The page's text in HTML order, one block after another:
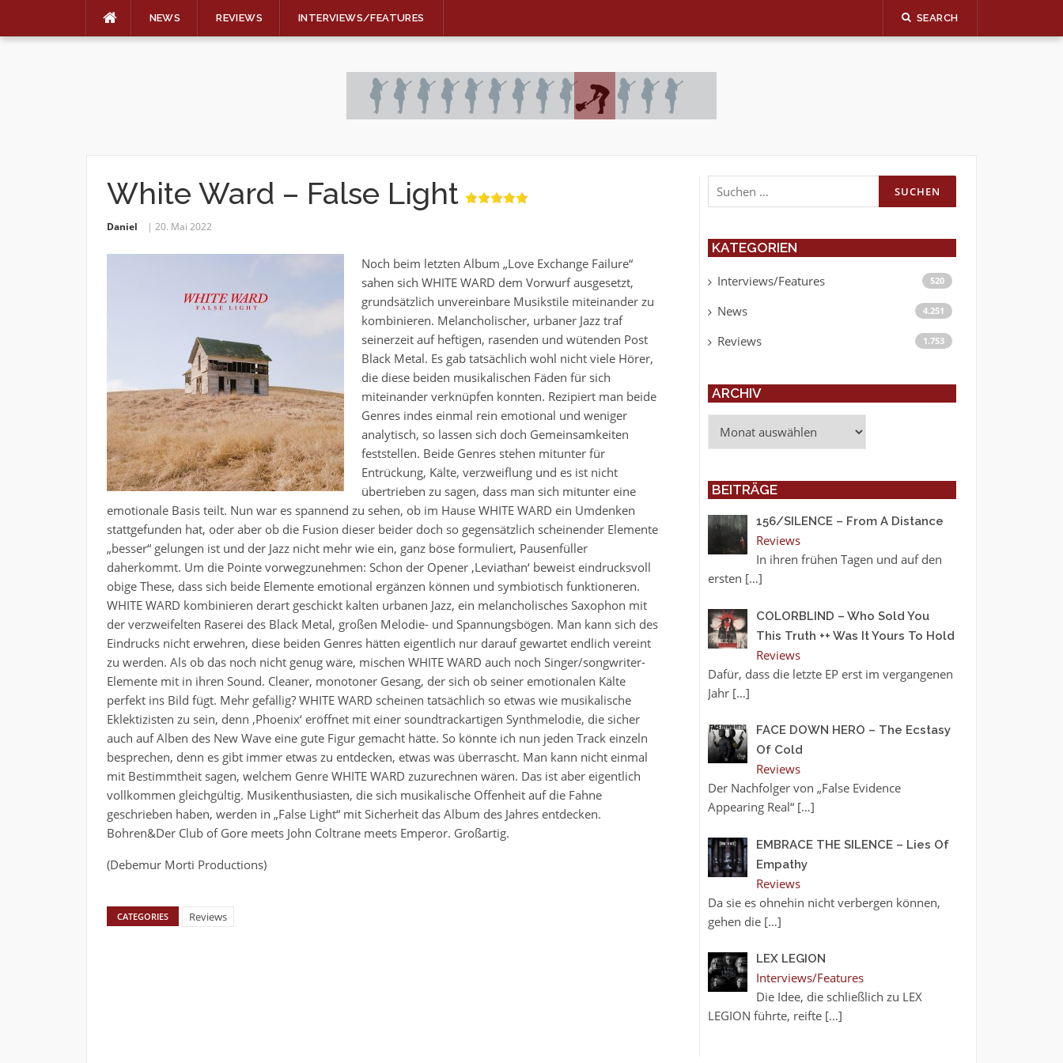
NEWS REVIEWS INTERVIEWS/FEATURES SEARCH
White Ward – False Light
Daniel 20. Mai 2022
Noch beim letzten Album „Love Exchange Failure“
sahen sich WHITE WARD dem Vorwurf ausgesetzt,
grundsätzlich unvereinbare Musikstile miteinander zu
kombinieren. Melancholischer, urbaner Jazz traf
seinerzeit auf heftigen, rasenden und wütenden Post
Black Metal. Es gab tatsächlich wohl nicht viele Hörer,
die diese beiden musikalischen Fäden für sich
miteinander verknüpfen konnten. Rezipiert man beide
Genres indes einmal rein emotional und weniger
analytisch, so lassen sich doch Gemeinsamkeiten
feststellen. Beide Genres stehen mitunter für
Entrückung, Kälte, verzweiflung und es ist nicht
übertrieben zu sagen, dass man sich mitunter eine
emotionale Basis teilt. Nun war es spannend zu sehen, ob im Hause WHITE WARD ein Umdenken
stattgefunden hat, oder aber ob die Fusion dieser beider doch so gegensätzlich scheinender Elemente
„besser“ gelungen ist und der Jazz nicht mehr wie ein, ganz böse formuliert, Pausenfüller
daherkommt. Um die Pointe vorwegzunehmen: Schon der Opener ‚Leviathan‘ beweist eindrucksvoll
obige These, dass sich beide Elemente emotional ergänzen können und symbiotisch funktioneren.
WHITE WARD kombinieren derart geschickt kalten urbanen Jazz, ein melancholisches Saxophon mit
der verzweifelten Raserei des Black Metal, großen Melodie- und Spannungsbögen. Man kann sich des
Eindrucks nicht erwehren, diese beiden Genres hätten eigentlich nur darauf gewartet endlich vereint
zu werden. Als ob das noch nicht genug wäre, mischen WHITE WARD auch noch Singer/songwriter-
Elemente mit in ihren Sound. Cleaner, monotoner Gesang, der sich ob seiner emotionalen Kälte
perfekt ins Bild fügt. Mehr gefällig? WHITE WARD scheinen tatsächlich so etwas wie musikalische
Eklektizisten zu sein, denn ‚Phoenix‘ eröffnet mit einer soundtrackartigen Synthmelodie, die sicher
auch auf Alben des New Wave eine gute Figur gemacht hätte. So könnte ich nun jeden Track einzeln
besprechen, denn es gibt immer etwas zu entdecken, etwas was überrascht. Man kann nicht einmal
mit Bestimmtheit sagen, welchem Genre WHITE WARD zuzurechnen wären. Das ist aber eigentlich
vollkommen gleichgültig. Musikenthusiasten, die sich musikalische Offenheit auf die Fahne
geschrieben haben, werden in „False Light“ mit Sicherheit das Album des Jahres entdecken.
Bohren&Der Club of Gore meets John Coltrane meets Emperor. Großartig.
(Debemur Morti Productions)
CATEGORIES Reviews
Suchen
nach:
KATEGORIEN
Interviews/Features 520
News 4.251
Reviews 1.753
ARCHIV
BEITRÄGE
156/SILENCE – From A Distance
Reviews
In ihren frühen Tagen und auf den
ersten […]
COLORBLIND – Who Sold You
This Truth ++ Was It Yours To Hold
Reviews
Dafür, dass die letzte EP erst im vergangenen
Jahr […]
FACE DOWN HERO – The Ecstasy
Of Cold
Reviews
Der Nachfolger von „False Evidence
Appearing Real“ […]
EMBRACE THE SILENCE – Lies Of
Empathy
Reviews
Da sie es ohnehin nicht verbergen können,
gehen die […]
LEX LEGION
Interviews/Features
Die Idee, die schließlich zu LEX
LEGION führte, reifte […]